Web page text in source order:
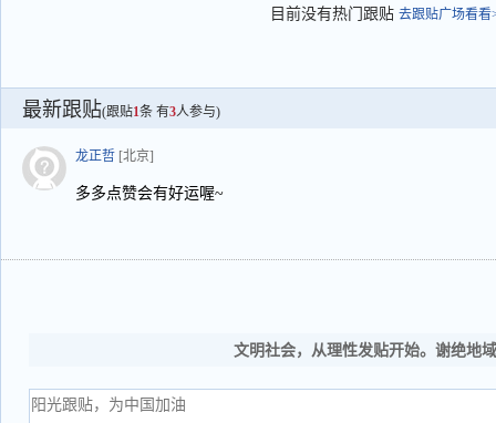
目前没有热门跟贴 去跟贴广场看看
最新跟贴(跟贴1条 有3人参与)
龙正哲 [北京]
多多点赞会有好运喔~
文明社会，从理性发贴开始。谢绝地